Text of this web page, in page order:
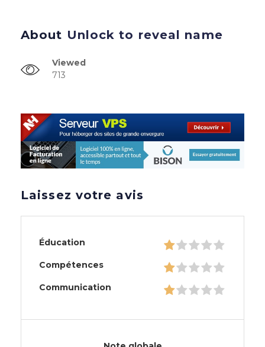
About Unlock to reveal name
Viewed
713
Laissez votre avis
Éducation
Compétences
Communication